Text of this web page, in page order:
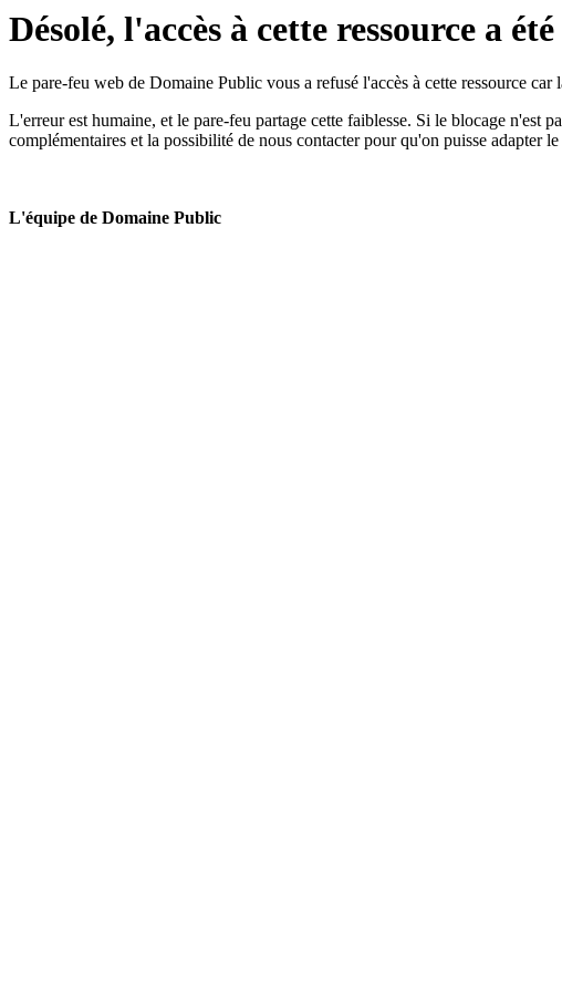
Désolé, l'accès à cette ressource a
Le pare-feu web de Domaine Public vous a refusé l'accès à cette ressource car
L'erreur est humaine, et le pare-feu partage cette faiblesse. Si le blocage n'est
complémentaires et la possibilité de nous contacter pour qu'on puisse adapter
L'équipe de Domaine Public